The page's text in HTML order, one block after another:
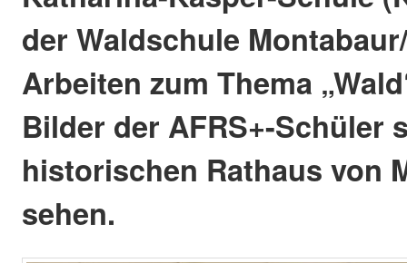
der Waldschule
Arbeiten zum Thema
Bilder der AFRS+-Schüler
historischen Rathaus von
sehen.